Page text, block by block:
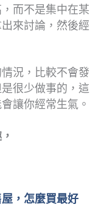
而不是集中在某
來討論，然後經
況，比較不會發
很少做事的，這
讓你經常生氣。
，怎麼買最好